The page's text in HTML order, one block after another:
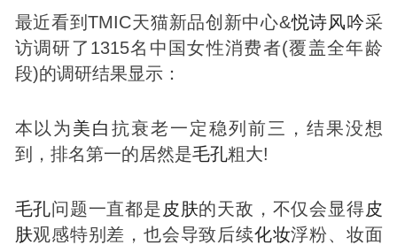
最近看到TMIC天猫新品创新中心&悦诗风吟采
访调研了1315名中国女性消费者(覆盖全年龄
段)的调研结果显示：
本以为美白抗衰老一定稳列前三，结果没想
到，排名第一的居然是毛孔粗大!
毛孔问题一直都是 皮肤的天敌，不仅会显得皮
肤观感特别差，也会导致后续化妆浮粉、妆面